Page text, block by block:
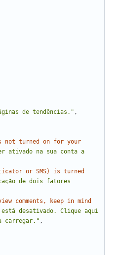
de tendências." ,
not turned on for your
ativado na sua conta a
or SMS) is turned
de dois fatores
comments, keep in mind
desativado. Clique aqui
carregar." ,